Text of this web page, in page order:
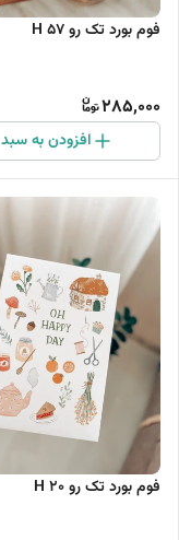
فوم بورد تک رو H 57
285,000
افزودن به سبد
فوم بورد تک رو H 20